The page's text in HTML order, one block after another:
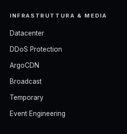
INFRASTRUTTURA & MEDIA
Datacenter
DDoS Protection
ArgoCDN
Broadcast
Temporary
Event Engineering